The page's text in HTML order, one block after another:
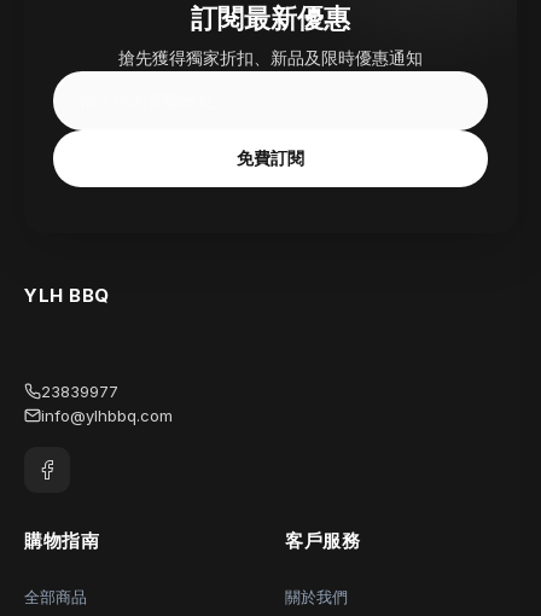
訂閱最新優惠
搶先獲得獨家折扣、新品及限時優惠通知
免費訂閱
YLH BBQ
23839977
info@ylhbbq.com
購物指南
全部商品
客戶服務
關於我們